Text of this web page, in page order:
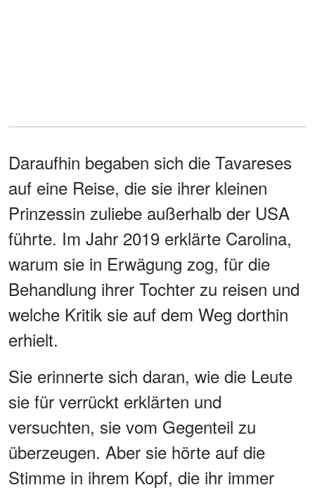
Daraufhin begaben sich die Tavareses
auf eine Reise, die sie ihrer kleinen
Prinzessin zuliebe außerhalb der USA
führte. Im Jahr 2019 erklärte Carolina,
warum sie in Erwägung zog, für die
Behandlung ihrer Tochter zu reisen und
welche Kritik sie auf dem Weg dorthin
erhielt.
Sie erinnerte sich daran, wie die Leute
sie für verrückt erklärten und
versuchten, sie vom Gegenteil zu
überzeugen. Aber sie hörte auf die
Stimme in ihrem Kopf, die ihr immer